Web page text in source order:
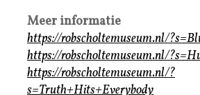
Meer informatie
https://robscholtemuseum.nl/
https://robscholtemuseum.nl/
https://robscholtemuseum.nl/?
s=Truth+Hits+Everybody